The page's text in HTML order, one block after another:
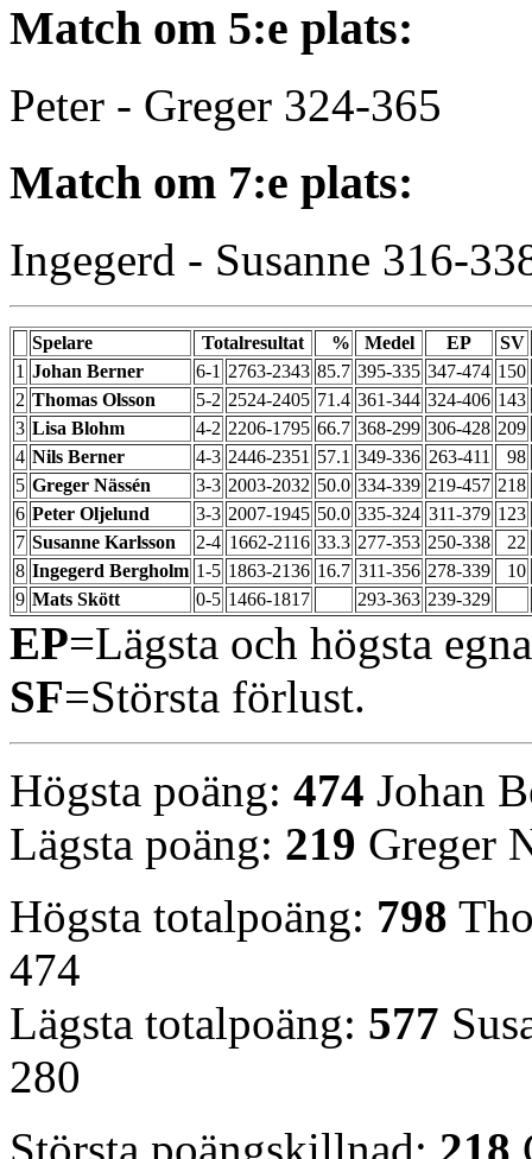
Match om 5:e plats:
Peter - Greger 324-365
Match om 7:e plats:
Ingegerd - Susanne 316-
Spelare Totalresultat % Medel EP
SV
1 Johan Berner 6-1 2763-2343 85.7 395-335 347-474 150
2 Thomas Olsson 5-2 2524-2405 71.4 361-344 324-406 143
3 Lisa Blohm 4-2 2206-1795 66.7 368-299 306-428 209
4 Nils Berner 4-3 2446-2351 57.1 349-336 263-411
98
5 Greger Nässén 3-3 2003-2032 50.0 334-339 219-457 218
6 Peter Oljelund 3-3 2007-1945 50.0 335-324 311-379 123
7 Susanne Karlsson 2-4 1662-2116 33.3 277-353 250-338
22
8 Ingegerd Bergholm 1-5 1863-2136 16.7 311-356 278-339
10
9 Mats Skött 0-5 1466-1817 293-363 239-329
EP=Lägsta och högsta
SF=Största förlust.
Högsta poäng: 474 Johan
Lägsta poäng: 219 Greger
Högsta totalpoäng: 798
474
Lägsta totalpoäng: 577
280
Största poängskillnad: 218